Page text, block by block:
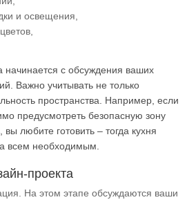
и освещения,
начинается с обсуждения ваших
Важно учитывать не только
пространства. Например, если
предусмотреть безопасную зону
любите готовить – тогда кухня
всем необходимым.
проекта
На этом этапе обсуждаются ваши